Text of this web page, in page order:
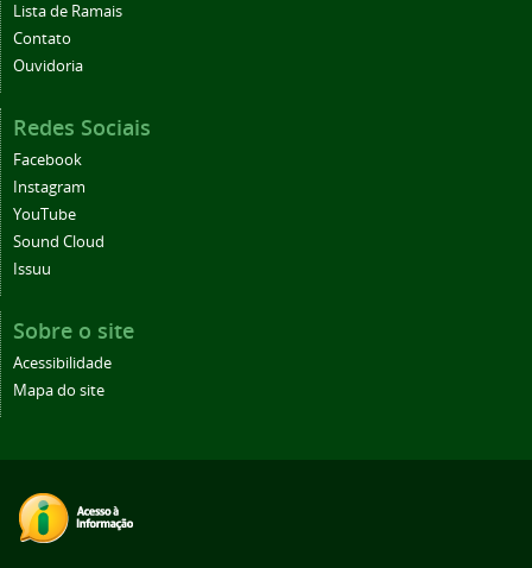
Lista de Ramais
Contato
Ouvidoria
Redes Sociais
Facebook
Instagram
YouTube
Sound Cloud
Issuu
Sobre o site
Acessibilidade
Mapa do site